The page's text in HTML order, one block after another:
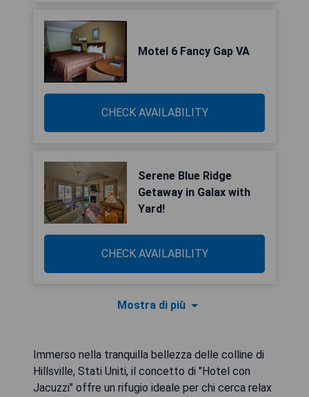
Motel 6 Fancy Gap VA
CHECK AVAILABILITY
Serene Blue Ridge
Getaway in Galax with
Yard!
CHECK AVAILABILITY
Mostra di più
Immerso nella tranquilla bellezza delle colline di
Hillsville, Stati Uniti, il concetto di "Hotel con
Jacuzzi" offre un rifugio ideale per chi cerca relax